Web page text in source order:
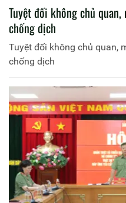
Tuyệt đối không chủ
chống dịch
Tuyệt đối không chủ quan,
chống dịch